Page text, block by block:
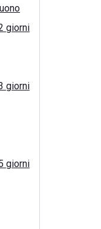
giorni
giorni
giorni